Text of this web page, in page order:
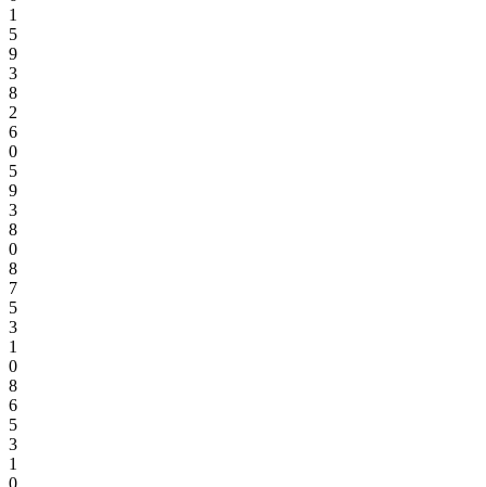
1
5
9
3
8
2
6
0
5
9
3
8
0
8
7
5
3
1
0
8
6
5
3
1
0